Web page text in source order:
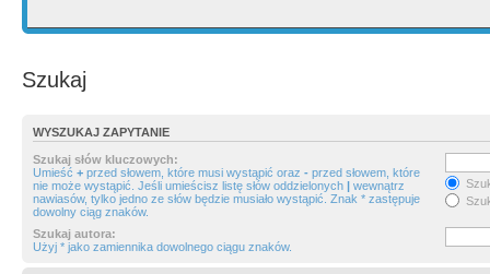
Szukaj
WYSZUKAJ ZAPYTANIE
Szukaj słów kluczowych:
Umieść + przed słowem, które musi wystąpić oraz - przed słowem, które
nie może wystąpić. Jeśli umieścisz listę słów oddzielonych | wewnątrz
nawiasów, tylko jedno ze słów będzie musiało wystąpić. Znak * zastępuje
dowolny ciąg znaków.
Szukaj autora:
Użyj * jako zamiennika dowolnego ciągu znaków.